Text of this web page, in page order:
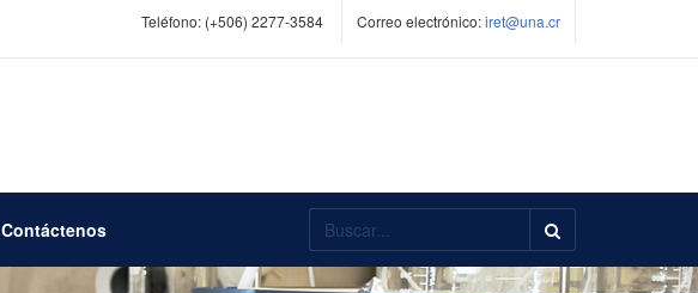
Teléfono: (+506) 2277-3584 Correo electrónico:iret@una.cr
Contáctenos Buscar...